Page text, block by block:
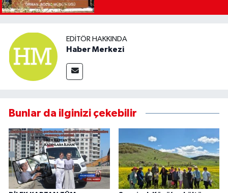
EDITÖR HAKKINDA
Haber Merkezi
Bunlar da ilginizi çekebilir